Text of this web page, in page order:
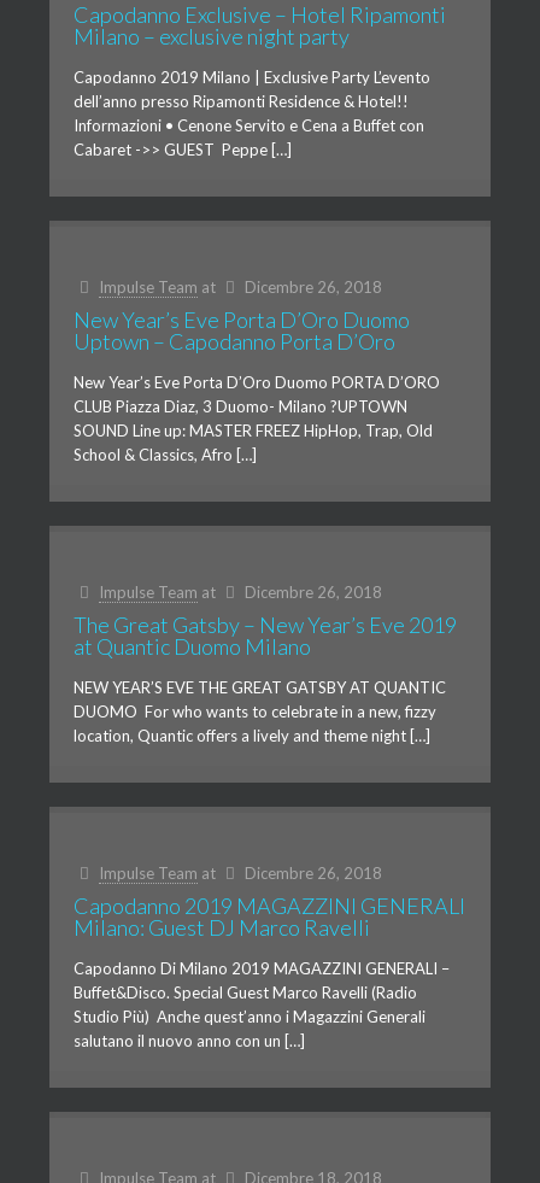
Capodanno Exclusive – Hotel Ripamonti
Milano – exclusive night party
Capodanno 2019 Milano | Exclusive Party L’evento
dell’anno presso Ripamonti Residence & Hotel!!
Informazioni • Cenone Servito e Cena a Buffet con
Cabaret ->> GUEST Peppe […]
Impulse Team at Dicembre 26, 2018
New Year’s Eve Porta D’Oro Duomo
Uptown – Capodanno Porta D’Oro
New Year’s Eve Porta D’Oro Duomo PORTA D’ORO
CLUB Piazza Diaz, 3 Duomo- Milano ?UPTOWN
SOUND Line up: MASTER FREEZ HipHop, Trap, Old
School & Classics, Afro […]
Impulse Team at Dicembre 26, 2018
The Great Gatsby – New Year’s Eve 2019
at Quantic Duomo Milano
NEW YEAR’S EVE THE GREAT GATSBY AT QUANTIC
DUOMO For who wants to celebrate in a new, fizzy
location, Quantic offers a lively and theme night […]
Impulse Team at Dicembre 26, 2018
Capodanno 2019 MAGAZZINI GENERALI
Milano: Guest DJ Marco Ravelli
Capodanno Di Milano 2019 MAGAZZINI GENERALI –
Buffet&Disco. Special Guest Marco Ravelli (Radio
Studio Più) Anche quest’anno i Magazzini Generali
salutano il nuovo anno con un […]
Impulse Team at Dicembre 18, 2018